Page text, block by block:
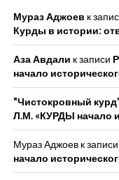
Мураз Аджоев к
Курды в истории:
Аза Авдали к записи
начало
"Чистокровный
Л.М. «КУРДЫ начало
Мураз Аджоевк записи
начало